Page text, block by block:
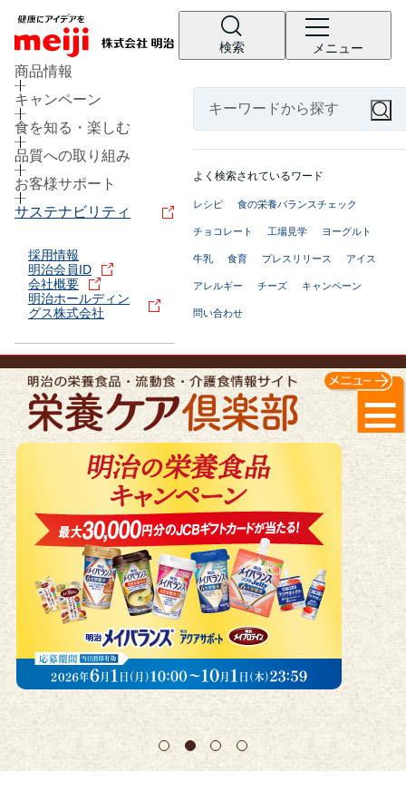
検索 メニュー
商品情報
キャンペーン
食を知る・楽しむ
品質への取り組み
お客様サポート
サステナビリティ
採用情報
明治会員ID
会社概要
明治ホールディン
グス株式会社
よく検索されているワード
レシピ 食の栄養バランスチェック
チョコレート 工場見学 ヨーグルト
牛乳 食育 プレスリリース アイス
アレルギー チーズ キャンペーン
問い合わせ